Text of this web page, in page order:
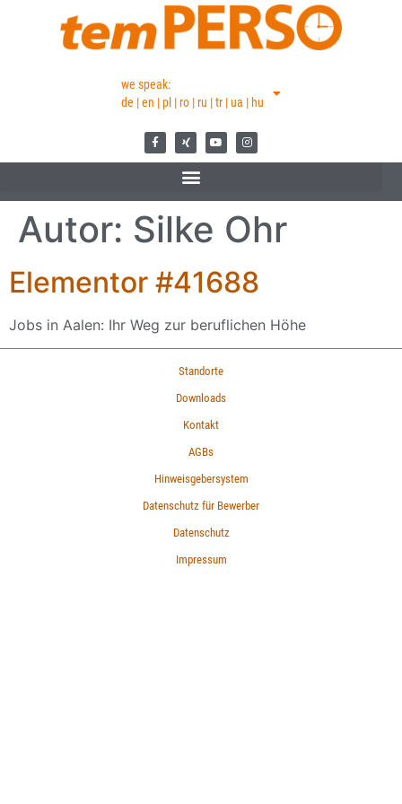
we speak:
de | en | pl | ro | ru | tr | ua | hu
Autor: Silke Ohr
Elementor #41688
Jobs in Aalen: Ihr Weg zur beruflichen Höhe
Standorte
Downloads
Kontakt
AGBs
Hinweisgebersystem
Datenschutz für Bewerber
Datenschutz
Impressum